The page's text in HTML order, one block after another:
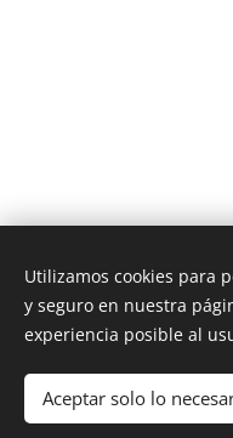
AS
El periódico
Utilizamos cookies para
y seguro en nuestra
experiencia posible al
Aceptar solo lo